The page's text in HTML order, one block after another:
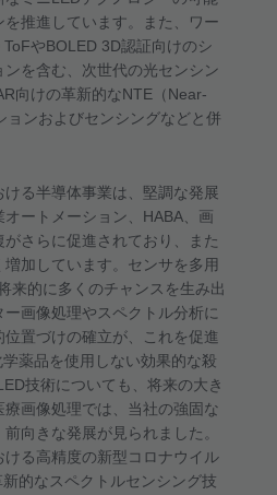
推進しています。また、ワー
ToFやBOLED 3D認証向けのシ
を含む、次世代の光センシン
向けの革新的なNTE （Near-
ョンおよびセンシングなどと併
る半導体事業は、堅調な発展
ートメーション、 HABA 、画
さらに促進されており、また
加しています。センサを多用
来的に多くのチャンスを生み出
画像処理やスペクトル分析に
置づけの確立が、これを促進
学薬品を使用しない効果的な殺
技術についても、将来の大き
画像処理では、当社の強固な
向きな発展が見られました。
る高精度の新型コロナウイル
的なスペクトルセンシング技